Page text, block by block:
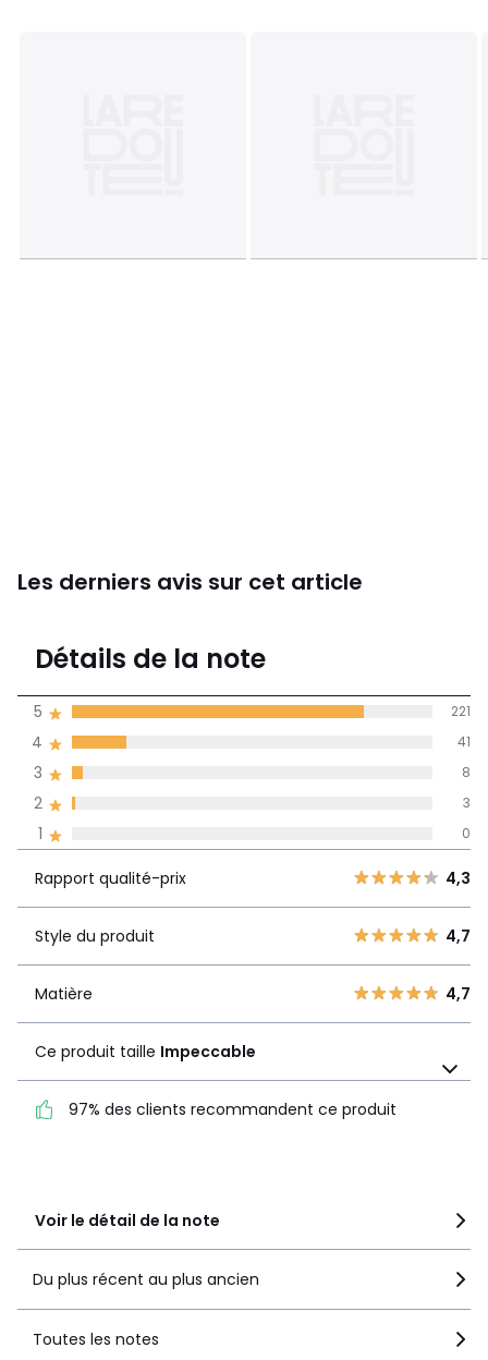
Les derniers avis sur cet article
4,8
de moyenne
obtenue sur
1
3
4,3
produit
4,7
Matière
4,7
Ce produit taille
Impeccable
Voir le détail de la note
Détails de la note
1 0
2 3
3 8
4 41
5 221
Rapport qualité-prix 4,3
Style du produit 4,7
Matière 4,7
Ce produit taille Impeccable
97% des clients recommandent ce produit
Du plus récent au plus ancien
Toutes les notes